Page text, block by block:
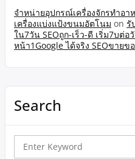
จำหน่ายอุปกรณ์เครื่องจักรทำอ
เครื่องแบ่งแป้งขนมอัตโนม on รั
ใน7วัน SEOถูก-เร็ว-ดี เริ่ม7บต่
หน้า1Google ได้จริง SEOขายข
Search
Search